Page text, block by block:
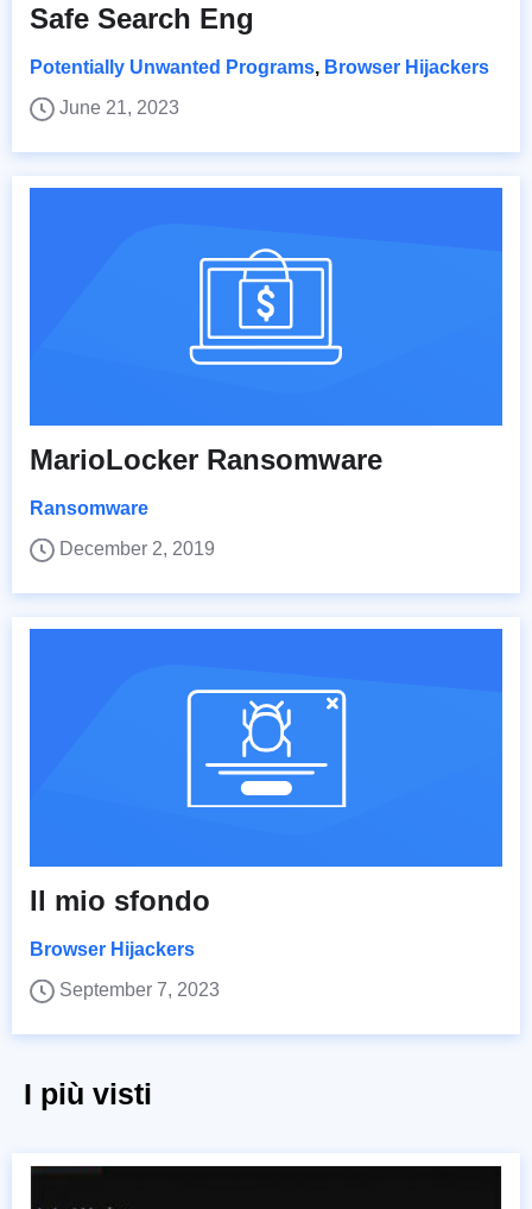
Safe Search Eng
Potentially Unwanted Programs, Browser Hijackers
June 21, 2023
MarioLocker Ransomware
Ransomware
December 2, 2019
Il mio sfondo
Browser Hijackers
September 7, 2023
I più visti